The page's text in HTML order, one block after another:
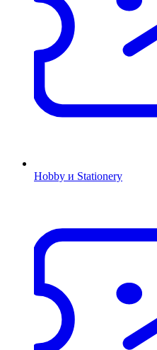
Hobby и Stationery